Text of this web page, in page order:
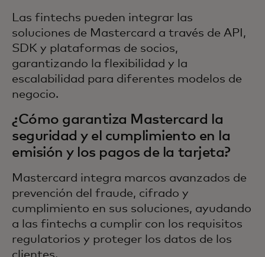
Las fintechs pueden integrar las
soluciones de Mastercard a través de API,
SDK y plataformas de socios,
garantizando la flexibilidad y la
escalabilidad para diferentes modelos de
negocio.
¿Cómo garantiza Mastercard la
seguridad y el cumplimiento en la
emisión y los pagos de la tarjeta?
Mastercard integra marcos avanzados de
prevención del fraude, cifrado y
cumplimiento en sus soluciones, ayudando
a las fintechs a cumplir con los requisitos
regulatorios y proteger los datos de los
clientes.